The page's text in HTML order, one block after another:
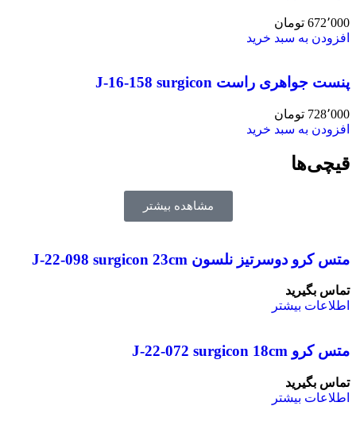
672٬000 تومان
افزودن به سبد خرید
پنست جواهری راست J-16-158 surgicon
728٬000 تومان
افزودن به سبد خرید
قیچی‌ها
مشاهده بیشتر
متس کرو دوسرتیز نلسون J-22-098 surgicon 23cm
تماس بگیرید
اطلاعات بیشتر
متس کرو J-22-072 surgicon 18cm
تماس بگیرید
اطلاعات بیشتر